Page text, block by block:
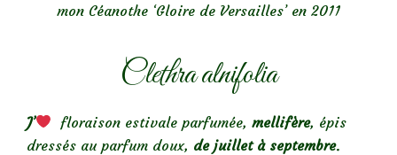
mon Céanothe ‘Gloire de Versailles’ en 2011
Clethra alnifolia
J’ floraison estivale parfumée,mellifère, épis
dressés au parfum doux, de juillet à septembre.